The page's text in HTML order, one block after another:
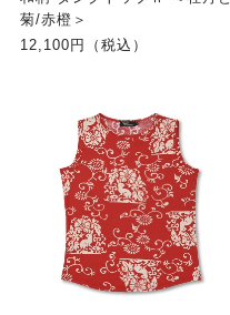
菊/赤橙＞
12,100円（税込）